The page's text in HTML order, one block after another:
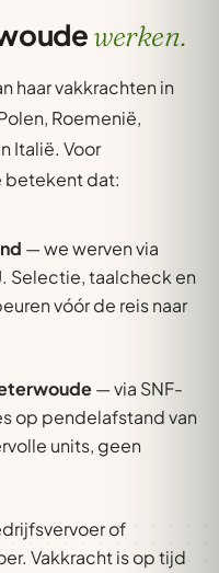
werken.
haar vakkrachten in
Roemenië,
Italië. Voor
betekent dat:
— we werven via
Selectie, taalcheck en
vóór de reis naar
— via SNF-
op pendelafstand van
units, geen
of
Vakkracht is op tijd